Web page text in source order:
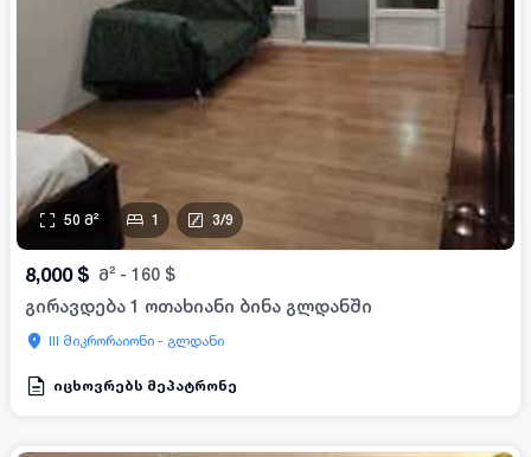
50 მ² 1 3/9
8,000 $ მ² - 160 $
გირავდება 1 ოთახიანი ბინა გლდანში
III მიკრორაიონი - გლდანი
იცხოვრებს მეპატრონე